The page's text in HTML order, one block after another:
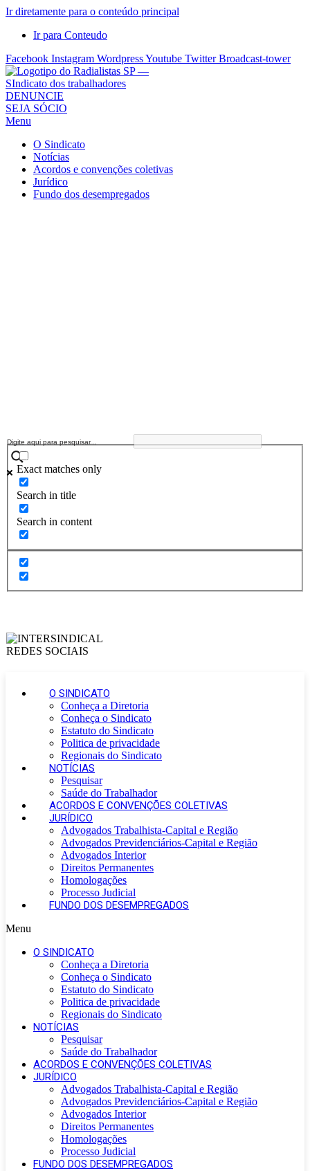
Ir diretamente para o conteúdo principal
Ir para Conteudo
Facebook Instagram WordpressYoutube Twitter Broadcast-tower
Sindicato
dos
Radialistas
São
Paulo
Sindicato
DENUNCIE
SEJA SÓCIO
Menu
O Sindicato
Notícias
Acordos e convenções coletivas
Jurídico
Fundo dos desempregados
Exact matches only
Search in title
Search in content
O SINDICATO
Conheça a Diretoria
Conheça o Sindicato
Estatuto do Sindicato
Politica de privacidade
Regionais do Sindicato
NOTÍCIAS
Pesquisar
Saúde do Trabalhador
ACORDOS E CONVENÇÕES COLETIVAS
JURÍDICO
Advogados Trabalhista-Capital e Região
Advogados Previdenciários-Capital e Região
Advogados Interior
Direitos Permanentes
Homologações
Processo Judicial
FUNDO DOS DESEMPREGADOS
Menu
O SINDICATO
Conheça a Diretoria
Conheça o Sindicato
Estatuto do Sindicato
Politica de privacidade
Regionais do Sindicato
NOTÍCIAS
Pesquisar
Saúde do Trabalhador
ACORDOS E CONVENÇÕES COLETIVAS
JURÍDICO
Advogados Trabalhista-Capital e Região
Advogados Previdenciários-Capital e Região
Advogados Interior
Direitos Permanentes
Homologações
Processo Judicial
FUNDO DOS DESEMPREGADOS